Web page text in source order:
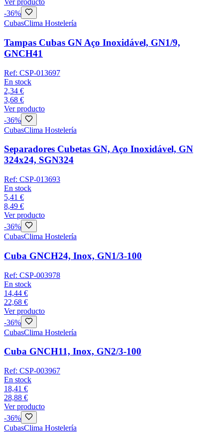
Ver producto
-36%
CubasClima Hostelería
Tampas Cubas GN Aço Inoxidável, GN1/9,
GNCH41
Ref: CSP-013697
En stock
2,34 €
3,68 €
Ver producto
-36%
CubasClima Hostelería
Separadores Cubetas GN, Aço Inoxidável, GN
324x24, SGN324
Ref: CSP-013693
En stock
5,41 €
8,49 €
Ver producto
-36%
CubasClima Hostelería
Cuba GNCH24, Inox, GN1/3-100
Ref: CSP-003978
En stock
14,44 €
22,68 €
Ver producto
-36%
CubasClima Hostelería
Cuba GNCH11, Inox, GN2/3-100
Ref: CSP-003967
En stock
18,41 €
28,88 €
Ver producto
-36%
CubasClima Hostelería